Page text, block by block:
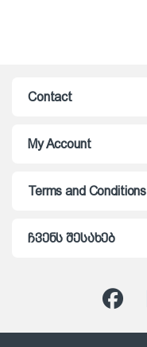
Contact
My Account
Terms and Conditions
ჩვენს შესახებ